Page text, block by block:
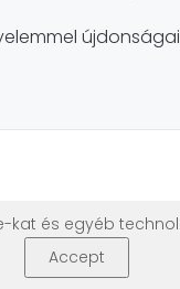
kat és egyéb
Accept